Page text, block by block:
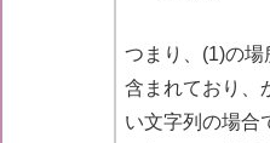
つまり、(1)の
含まれており、
い文字列の場合